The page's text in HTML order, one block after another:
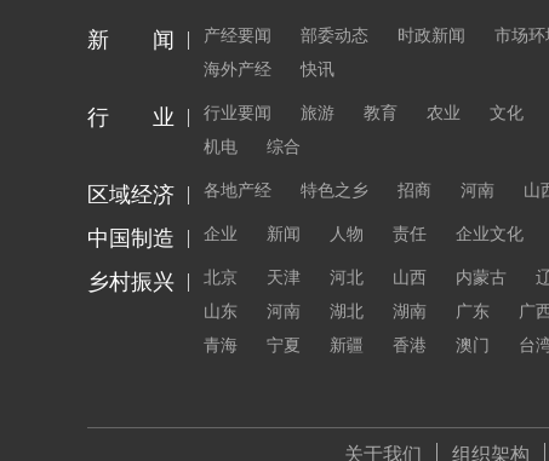
新 闻 产经要闻 部委动态 时政新闻 市场环
海外产经
快讯
行 业 行业要闻 旅游 教育 农业 文化
机电
综合
区域经济 各地产经 特色之乡 招商 河南 山
中国制造 企业 新闻 人物 责任 企业文化
乡村振兴 北京 天津 河北 山西 内蒙古
山东
河南 湖北 湖南 广东 广西
青海
宁夏 新疆 香港 澳门 台
关于我们 组织架构